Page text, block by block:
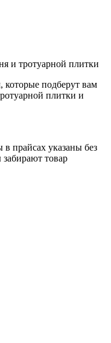
и тротуарной плитки
которые подберут вам
плитки и
прайсах указаны без
забирают товар